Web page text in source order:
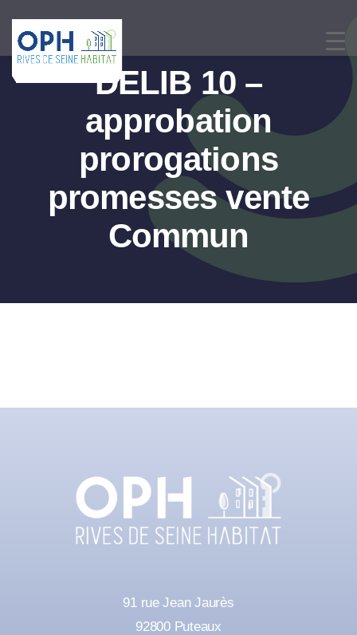
contenu
DELIB 10 –
approbation
prorogations
promesses vente
Commun
91 rue Jean Jaurès
92800 Puteaux